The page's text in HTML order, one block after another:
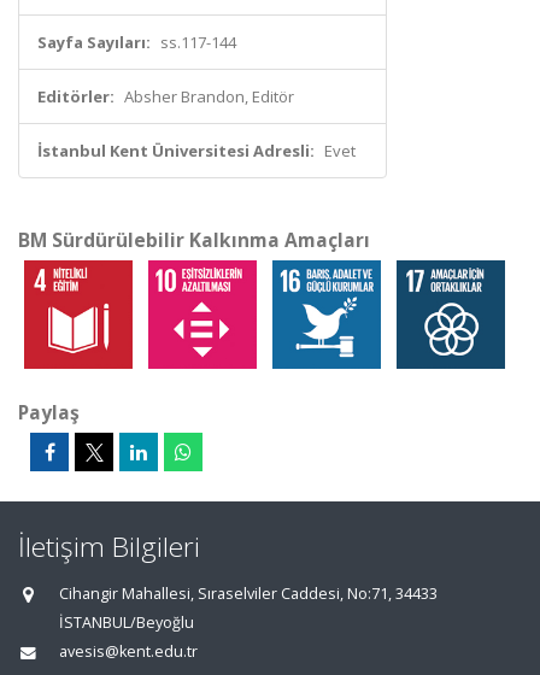
Sayfa Sayıları: ss.117-144
Editörler: Absher Brandon, Editör
İstanbul Kent Üniversitesi Adresli: Evet
BM Sürdürülebilir Kalkınma Amaçları
Paylaş
İletişim Bilgileri
Cihangir Mahallesi, Sıraselviler Caddesi, No:71, 34433
İSTANBUL/Beyoğlu
avesis@kent.edu.tr